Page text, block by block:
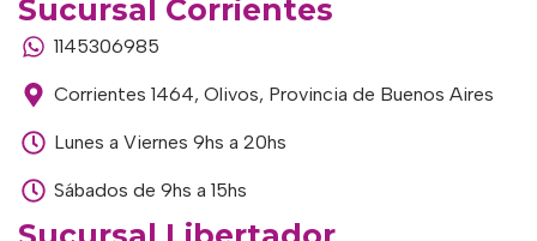
Sucursal Corrientes
1145306985
Corrientes 1464, Olivos, Provincia de Buenos Aires
Lunes a Viernes 9hs a 20hs
Sábados de 9hs a 15hs